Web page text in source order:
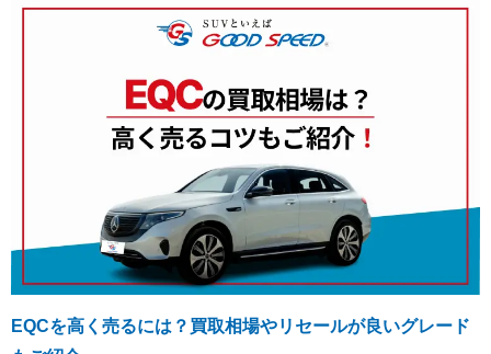
EQCを高く売るには？買取相場やリセールが良いグレード